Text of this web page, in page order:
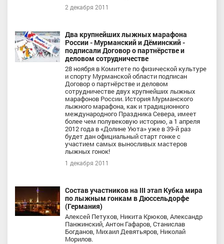
2 декабря 2011
Два крупнейших лыжных марафона
России - Мурманский и Дёминский -
подписали Договор о партнёрстве и
деловом сотрудничестве
28 ноября в Комитете по физической культуре
и спорту Мурманской области подписан
Договор о партнёрстве и деловом
сотрудничестве двух крупнейших лыжных
марафонов России. История Мурманского
лыжного марафона, как и традиционного
международного Праздника Севера, имеет
более чем полувековую историю, а 1 апреля
2012 года в «Долине Уюта» уже в 39-й раз
будет дан официальный старт гонке с
участием самых выносливых мастеров
лыжных гонок!
1 декабря 2011
Состав участников на III этап Кубка мира
по лыжным гонкам в Дюссельдорфе
(Германия)
Алексей Петухов, Никита Крюков, Александр
Панжинский, Антон Гафаров, Станислав
Богданов, Михаил Девятьяров, Николай
Морилов.